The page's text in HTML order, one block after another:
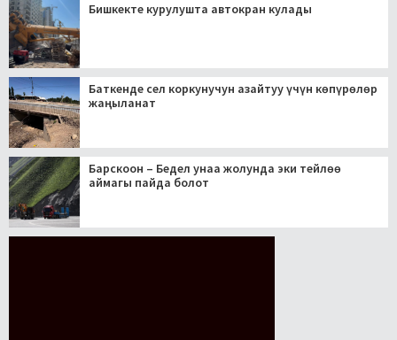
Бишкекте курулушта автокран кулады
Баткенде сел коркунучун азайтуу үчүн көпүрөлөр
жаңыланат
Барскоон – Бедел унаа жолунда эки тейлөө
аймагы пайда болот